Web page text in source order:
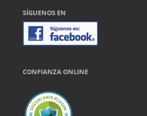
SÍGUENOS EN
CONFIANZA ONLINE